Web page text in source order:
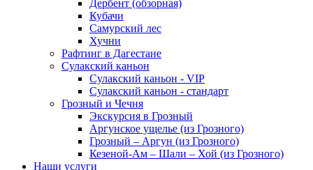
Дербент (обзорная)
Кубачи
Самурский лес
Хучни
Рафтинг в Дагестане
Сулакский каньон
Сулакский каньон - VIP
Сулакский каньон - стандарт
Грозный и Чечня
Экскурсия в Грозный
Аргунское ущелье (из Грозного)
Грозный – Аргун (из Грозного)
Кезеной-Ам – Шали – Хой (из Грозного)
Наши услуги